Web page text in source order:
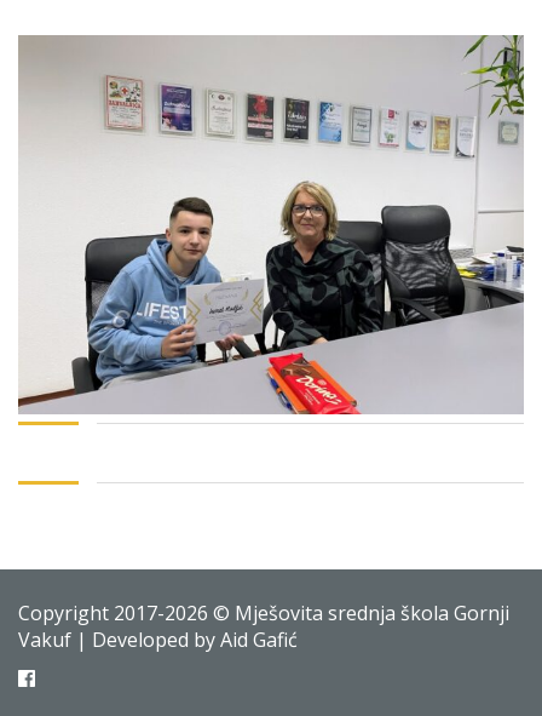
Copyright 2017-2026 © Mješovita srednja škola Gornji
Vakuf | Developed by Aid Gafić